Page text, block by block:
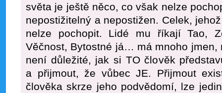
světa je ještě něco, co však nelze
nepostižitelný a nepostižen. Celek,
nelze pochopit. Lidé mu říkají Tao,
Věčnost, Bytostné já… má mnoho jmen,
není důležité, jak si TO člověk
a přijmout, že vůbec JE. Přijmout
člověka skrze jeho podvědomí, lze